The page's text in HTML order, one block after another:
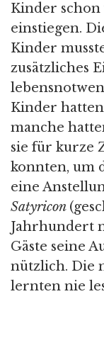
Kinder
einstiegen.
Kinder
zusätzliches
Kinder
manche
sie für kurze
konnten, um
eine
Satyricon
Jahrhundert
Gäste seine
nützlich. Die
lernten nie